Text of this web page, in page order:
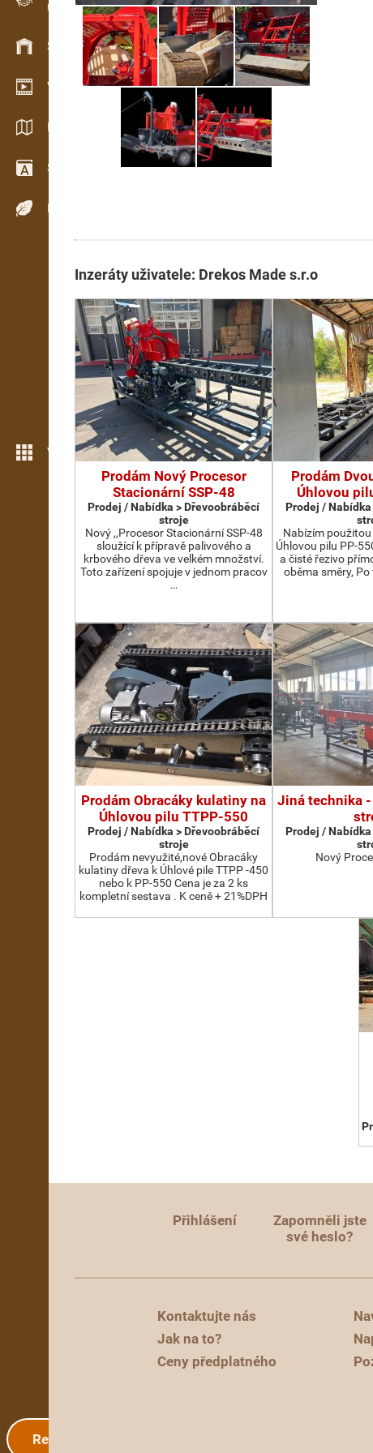
Evidence dřeva v terénu
Skladové hospodářství
Video showroom
Katalogy / Brožury
Slovník
Dřeviny
Více možností
Registrace
Inzeráty uživatele: Drekos Made s.r.o
Prodám Nový Procesor
Stacionární SSP-48
Prodej / Nabídka > Dřevoobráběcí
stroje
Nový ,,Procesor Stacionární SSP-48
sloužící k přípravě palivového a
krbového dřeva ve velkém množství.
Toto zařízení spojuje v jednom pracov
…
Prodám
Úhlovou
Prodej /
Nabízím
Úhlovou pilu PP-
a čisté řezivo
oběma směry,
Prodám Obracáky kulatiny na
Úhlovou pilu TTPP-550
Prodej / Nabídka > Dřevoobráběcí
stroje
Prodám nevyužité,nové Obracáky
kulatiny dřeva k Úhlové pile TTPP -450
nebo k PP-550 Cena je za 2 ks
kompletní sestava . K ceně + 21%DPH
Jiná technika
Prodej /
Nový
Přihlášení
Zapomněli jste
své heslo?
Kontaktujte nás
Jak na to?
Ceny předplatného